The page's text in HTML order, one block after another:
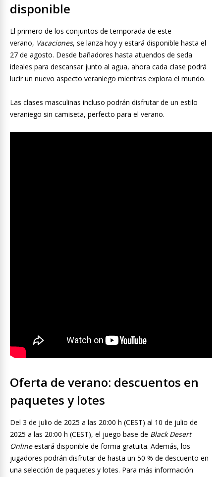
disponible
El primero de los conjuntos de temporada de este
verano, Vacaciones, se lanza hoy y estará disponible hasta el
27 de agosto. Desde bañadores hasta atuendos de seda
ideales para descansar junto al agua, ahora cada clase podrá
lucir un nuevo aspecto veraniego mientras explora el mundo.
Las clases masculinas incluso podrán disfrutar de un estilo
veraniego sin camiseta, perfecto para el verano.
Oferta de verano: descuentos en
paquetes y lotes
Del 3 de julio de 2025 a las 20:00 h (CEST) al 10 de julio de
2025 a las 20:00 h (CEST), el juego base de Black Desert
Onlineestará disponible de forma gratuita. Además, los
jugadores podrán disfrutar de hasta un 50 % de descuento en
una selección de paquetes y lotes. Para más información